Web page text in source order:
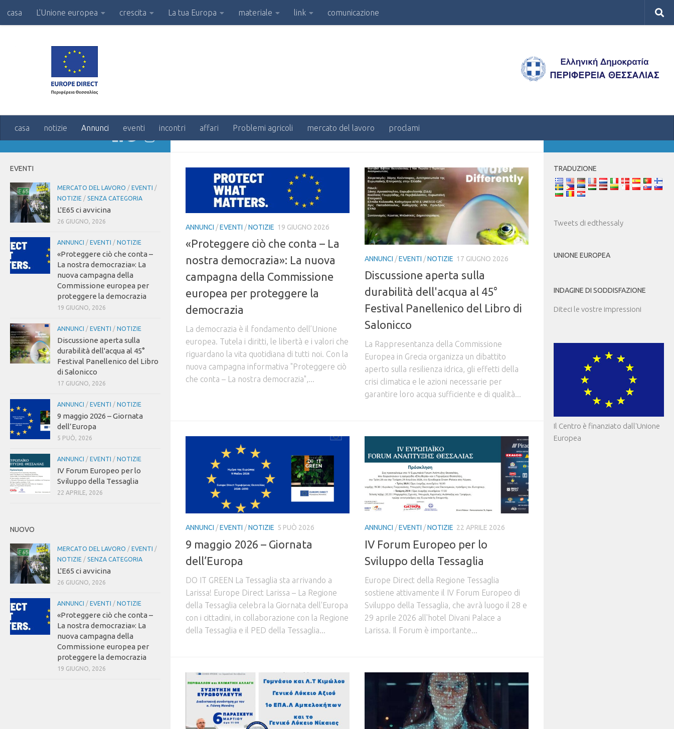
casa L'Unione europea crescita La tua Europa materiale link comunicazione
casa notizie Annunci eventi incontri affari Problemi agricoli mercato del lavoro
proclami
ANNUNCI /EVENTI /NOTIZIE 19 GIUGNO 2026
«Proteggere ciò che conta – La
nostra democrazia»: La nuova
campagna della Commissione
europea per proteggere la
democrazia
La democrazia è il fondamento dell’Unione
europea. Tutela i diritti, le libertà e i valori che
riguardano la vita quotidiana di tutti noi. Con la
nuova campagna informativa "Proteggere ciò
che conta – La nostra democrazia",...
ANNUNCI /EVENTI /NOTIZIE 17 GIUGNO 2026
Discussione aperta sulla
durabilità dell'acqua al 45°
Festival Panellenico del Libro di
Salonicco
La Rappresentanza della Commissione
Europea in Grecia organizza un dibattito
aperto sulla resilienza idrica, gli effetti della
crisi climatica e le azioni necessarie per
garantire loro acqua sufficiente e di qualità...
ANNUNCI /EVENTI /NOTIZIE 5 PUÒ 2026
9 maggio 2026 – Giornata
dell’Europa
DO IT GREEN La Tessaglia sta arrivando a
Larissa! Europe Direct Larissa – La Regione
della Tessaglia celebra la Giornata dell'Europa
con i cittadini, in collaborazione con la Regione
della Tessaglia e il PED della Tessaglia...
ANNUNCI /EVENTI /NOTIZIE 22 APRILE 2026
IV Forum Europeo per lo
Sviluppo della Tessaglia
Europe Direct della Regione Tessaglia
sostiene attivamente il IV Forum Europeo di
Sviluppo della Tessaglia, che avrà luogo il 28 e
29 aprile 2026 all'hotel Divani Palace a
Larissa. Il Forum è importante...
EVENTI
MERCATO DEL LAVORO / EVENTI /
NOTIZIE / SENZA CATEGORIA
L'E65 ci avvicina
26 GIUGNO, 2026
ANNUNCI / EVENTI / NOTIZIE
«Proteggere ciò che conta –
La nostra democrazia»: La
nuova campagna della
Commissione europea per
proteggere la democrazia
19 GIUGNO, 2026
ANNUNCI / EVENTI / NOTIZIE
Discussione aperta sulla
durabilità dell'acqua al 45°
Festival Panellenico del Libro
di Salonicco
17 GIUGNO, 2026
ANNUNCI / EVENTI / NOTIZIE
9 maggio 2026 – Giornata
dell’Europa
5 PUÒ, 2026
ANNUNCI / EVENTI / NOTIZIE
IV Forum Europeo per lo
Sviluppo della Tessaglia
22 APRILE, 2026
NUOVO
MERCATO DEL LAVORO / EVENTI /
NOTIZIE / SENZA CATEGORIA
L'E65 ci avvicina
26 GIUGNO, 2026
ANNUNCI / EVENTI / NOTIZIE
«Proteggere ciò che conta –
La nostra democrazia»: La
nuova campagna della
Commissione europea per
proteggere la democrazia
19 GIUGNO, 2026
TRADUZIONE
Tweets di edthessaly
UNIONE EUROPEA
INDAGINE DI SODDISFAZIONE
Diteci le vostre impressioni
Il Centro è finanziato dall'Unione
Europea